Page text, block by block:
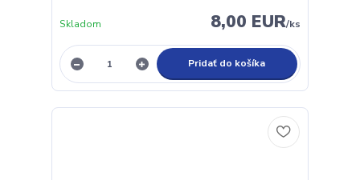
8,00 EUR/ks
Skladom
Pridať do košíka